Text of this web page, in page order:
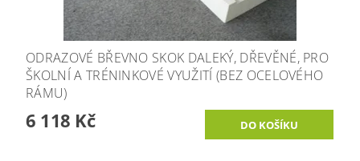
ODRAZOVÉ BŘEVNO SKOK DALEKÝ, DŘEVĚNÉ, PRO
ŠKOLNÍ A TRÉNINKOVÉ VYUŽITÍ (BEZ OCELOVÉHO
RÁMU)
6 118 Kč